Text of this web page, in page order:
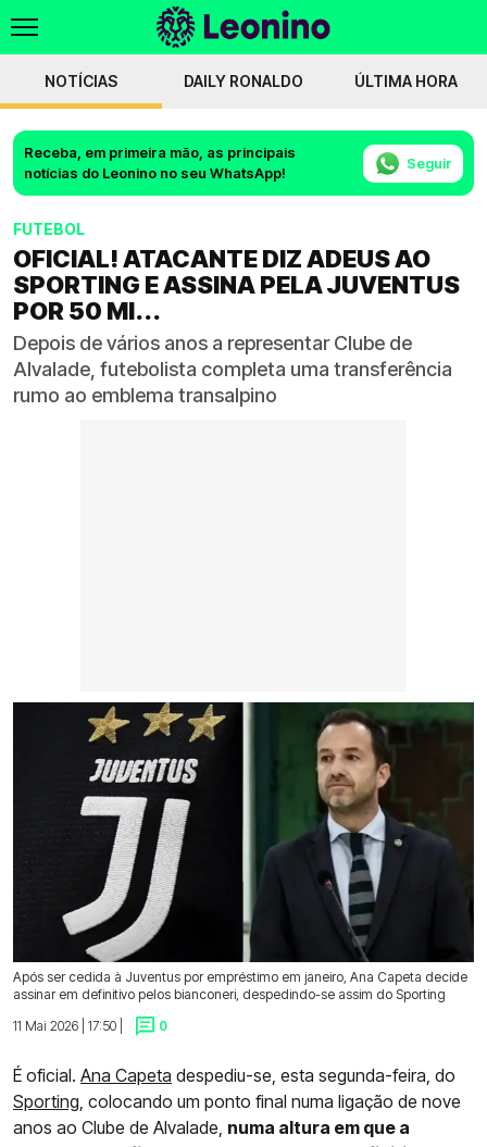
NOTÍCIAS DAILY RONALDO ÚLTIMA HORA
Receba, em primeira mão, as principais
notícias do Leonino no seu WhatsApp!
Seguir
FUTEBOL
OFICIAL! ATACANTE DIZ ADEUS AO
SPORTING E ASSINA PELA JUVENTUS
POR 50 MI...
Depois de vários anos a representar Clube de
Alvalade, futebolista completa uma transferência
rumo ao emblema transalpino
Após ser cedida à Juventus por empréstimo em janeiro, Ana Capeta decide
assinar em definitivo pelos bianconeri, despedindo-se assim do Sporting
11 Mai 2026 | 17:50 |
0
É oficial. Ana Capeta despediu-se, esta segunda-feira, do
Sporting, colocando um ponto final numa ligação de nove
anos ao Clube de Alvalade, numa altura em que a